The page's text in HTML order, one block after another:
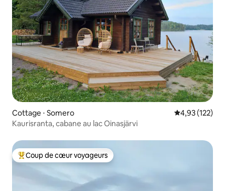
Cottage ⋅ Somero Évaluation
4,93 (122)
Kaurisranta, cabane au lac Oinasjärvi
Coups de cœur voyageurs les plus appréciés
Coup de cœur voyageurs